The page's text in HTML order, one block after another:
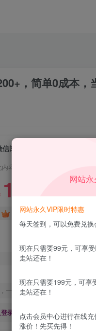
，简单0成本
信阅读新玩法，每天十分钟，
内容为付费资源，请付费后查看
1.99 ￥199
DS中级会员免费 DS高
经出售不予退款，购买如有疑
录回复下载，都为 免费资源，
网站
网站永久VIP限时特惠
每天签到，可以免费兑换
现在只需要99元，可享
走站还在！
现在只需要199元，可享
走站还在！
点击会员中心进行在线
涨价！先买先得！